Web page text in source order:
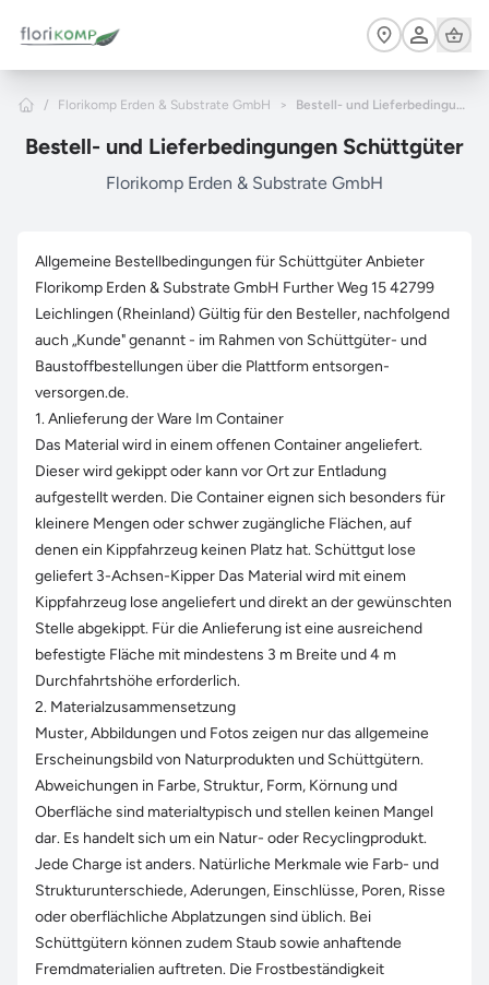
Home
Cart
/ Florikomp Erden & Substrate GmbH > Bestell- und Lieferbedingungen Schüttgüter
Bestell- und Lieferbedingungen Schüttgüter
Florikomp Erden & Substrate GmbH
Allgemeine Bestellbedingungen für Schüttgüter Anbieter
Florikomp Erden & Substrate GmbH Further Weg 15 42799
Leichlingen (Rheinland) Gültig für den Besteller, nachfolgend
auch „Kunde" genannt - im Rahmen von Schüttgüter- und
Baustoffbestellungen über die Plattform entsorgen-
versorgen.de.
1. Anlieferung der Ware Im Container
Das Material wird in einem offenen Container angeliefert.
Dieser wird gekippt oder kann vor Ort zur Entladung
aufgestellt werden. Die Container eignen sich besonders für
kleinere Mengen oder schwer zugängliche Flächen, auf
denen ein Kippfahrzeug keinen Platz hat. Schüttgut lose
geliefert 3-Achsen-Kipper Das Material wird mit einem
Kippfahrzeug lose angeliefert und direkt an der gewünschten
Stelle abgekippt. Für die Anlieferung ist eine ausreichend
befestigte Fläche mit mindestens 3 m Breite und 4 m
Durchfahrtshöhe erforderlich.
2. Materialzusammensetzung
Muster, Abbildungen und Fotos zeigen nur das allgemeine
Erscheinungsbild von Naturprodukten und Schüttgütern.
Abweichungen in Farbe, Struktur, Form, Körnung und
Oberfläche sind materialtypisch und stellen keinen Mangel
dar. Es handelt sich um ein Natur- oder Recyclingprodukt.
Jede Charge ist anders. Natürliche Merkmale wie Farb- und
Strukturunterschiede, Aderungen, Einschlüsse, Poren, Risse
oder oberflächliche Abplatzungen sind üblich. Bei
Schüttgütern können zudem Staub sowie anhaftende
Fremdmaterialien auftreten. Die Frostbeständigkeit